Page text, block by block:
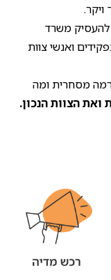
להעסיק משרד
ואנשי צוות
מסחרית ומה
ואת הצוות הנכון.